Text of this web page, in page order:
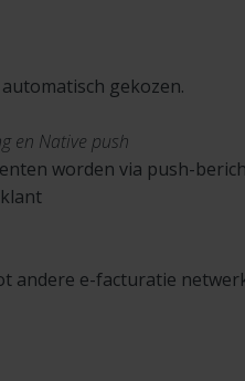
gekozen.
en Native push
worden via push-
andere e-facturatie